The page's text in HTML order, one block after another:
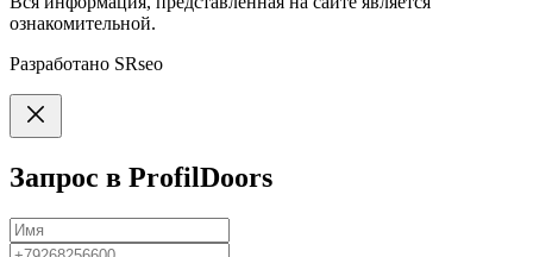
ознакомительной.
Разработано SRseo
Запрос в ProfilDoors